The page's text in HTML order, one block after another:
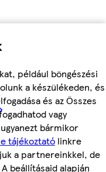
például böngészési
a készülékeden, és
és az Összes
vagy
bármikor
tájékoztató linkre
a partnereinkkel, de
beállításaid alapján